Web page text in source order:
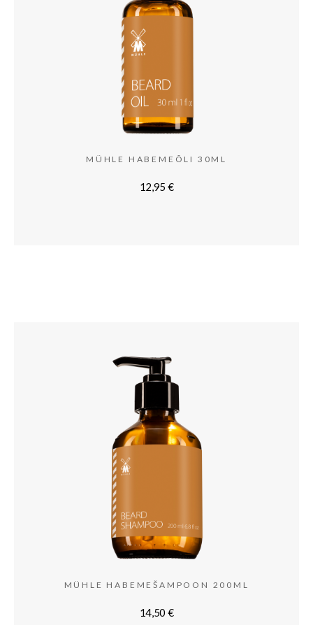
MÜHLE HABEMEÕLI 30ML
12,95 €
MÜHLE HABEMEŠAMPOON 200ML
14,50 €